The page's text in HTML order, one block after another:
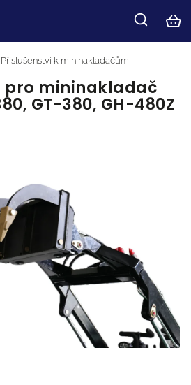
Příslušenství k mininakladačům
pro mininakladač
GT-380, GH-480Z